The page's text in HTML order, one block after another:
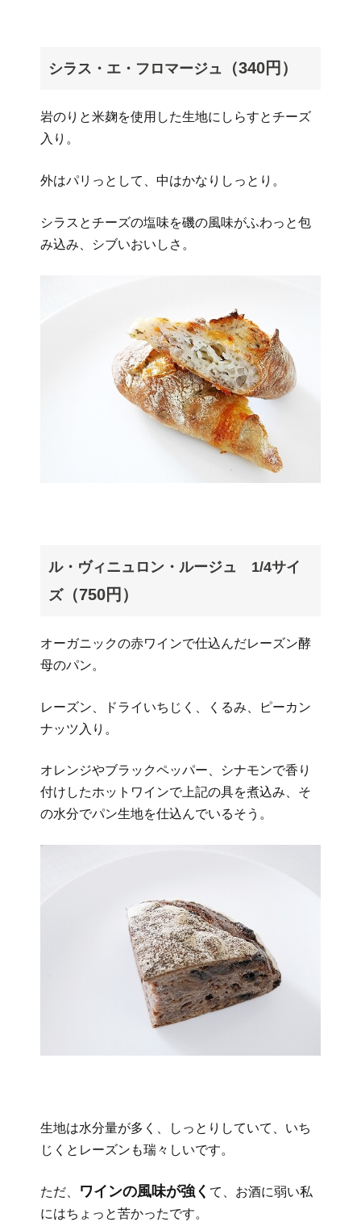
シラス・エ・フロマージュ （340円）
岩のりと米麹を使用した生地にしらすとチーズ
入り。
外はパリっとして、中はかなりしっとり。
シラスとチーズの塩味を磯の風味がふわっと包
み込み、シブいおいしさ。
ル・ヴィニュロン・ルージュ 1/4サイ
ズ（750円）
オーガニックの赤ワインで仕込んだレーズン酵
母のパン。
レーズン、ドライいちじく、くるみ、ピーカン
ナッツ入り。
オレンジやブラックペッパー、シナモンで香り
付けしたホットワインで上記の具を煮込み、そ
の水分でパン生地を仕込んでいるそう。
生地は水分量が多く、しっとりしていて、いち
じくとレーズンも瑞々しいです。
ただ、 ワインの風味が強く て、お酒に弱い私
にはちょっと苦かったです。